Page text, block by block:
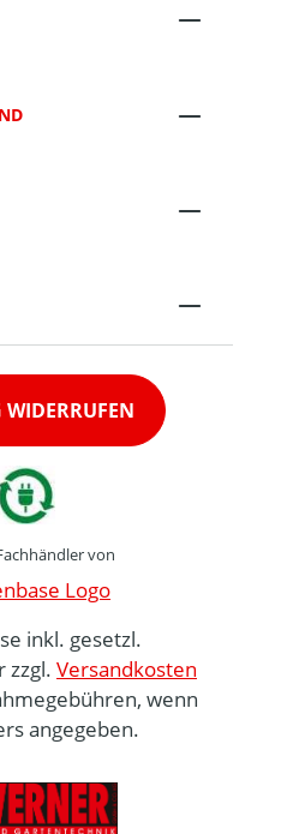
WIDERRUFEN
von
inkl. gesetzl.
zzgl. Versandkosten
wenn
angegeben.